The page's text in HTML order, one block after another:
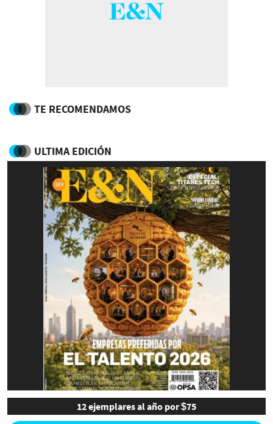
TE RECOMENDAMOS
ULTIMA EDICIÓN
12 ejemplares al año por $75